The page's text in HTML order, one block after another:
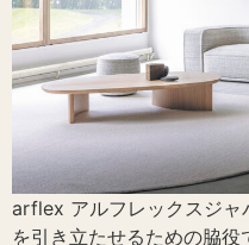
arflex アルフレックスジャ
を引き立たせるための脇役